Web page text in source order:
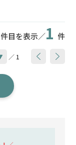
件目を表示／1 件
／ 1